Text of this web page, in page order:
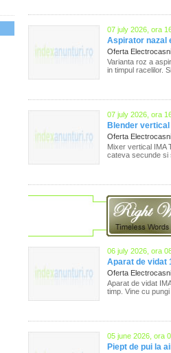
07 july 2026, ora
Aspirator nazal
Oferta
Varianta roz a
in timpul racelilor.
07 july 2026, ora
Blender vertical
Oferta
Mixer vertical IMA
cateva secunde si
06 july 2026, ora
Aparat de vidat
Oferta
Aparat de vidat
timp. Vine cu
05 june 2026, ora
Piept de pui la